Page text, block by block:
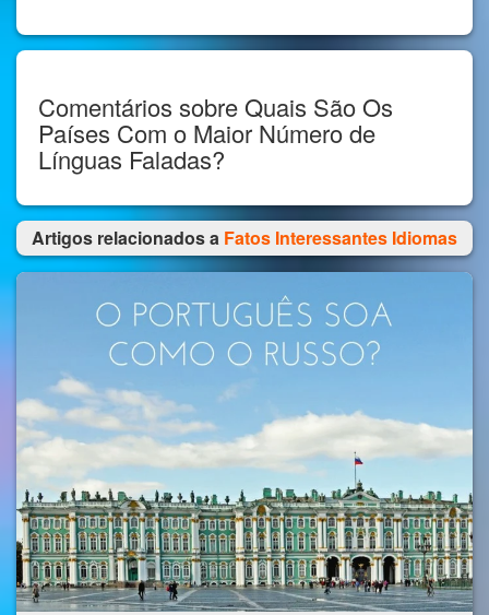
Comentários sobre Quais São Os
Países Com o Maior Número de
Línguas Faladas?
Artigos relacionados a Fatos Interessantes Idiomas